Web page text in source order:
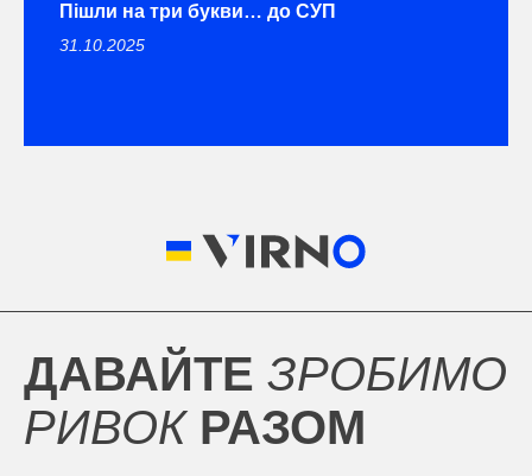
Пішли на три букви… до СУП
31.10.2025
ДАВАЙТЕ ЗРОБИМО
РИВОКРАЗОМ